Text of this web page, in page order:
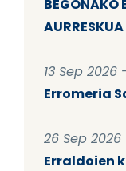
BEGOÑAKO
AURRESKUA
13 Sep 2026
Erromeria
26 Sep 2026
Erraldoien